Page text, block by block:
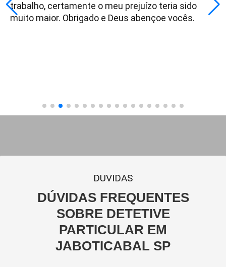
trabalho, certamente o meu prejuízo teria sido
muito maior. Obrigado e Deus abençoe vocês.
DUVIDAS
DÚVIDAS FREQUENTES
SOBRE DETETIVE
PARTICULAR EM
JABOTICABAL SP